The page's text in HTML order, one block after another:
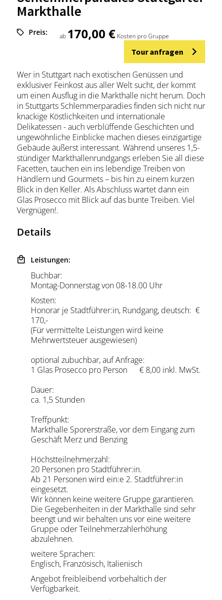
Markthalle
Preis: ab 170,00 € Kosten pro Gruppe
Tour anfragen
Wer in Stuttgart nach exotischen Genüssen und
exklusiver Feinkost aus aller Welt sucht, der kommt
um einen Ausflug in die Markthalle nicht herum. Doch
in Stuttgarts Schlemmerparadies finden sich nicht nur
knackige Köstlichkeiten und internationale
Delikatessen - auch verblüffende Geschichten und
ungewöhnliche Einblicke machen dieses einzigartige
Gebäude äußerst interessant. Während unseres 1,5-
stündiger Markthallenrundgangs erleben Sie all diese
Facetten, tauchen ein ins lebendige Treiben von
Händlern und Gourmets – bis hin zu einem kurzen
Blick in den Keller. Als Abschluss wartet dann ein
Glas Prosecco mit Blick auf das bunte Treiben. Viel
Vergnügen!.
Details
Leistungen:
Buchbar:
Montag-Donnerstag von 08-18.00 Uhr
Kosten:
Honorar je Stadtführer:in, Rundgang, deutsch: €
170,-
(Für vermittelte Leistungen wird keine
Mehrwertsteuer ausgewiesen)
optional zubuchbar, auf Anfrage:
1 Glas Prosecco pro Person € 8,00 inkl. MwSt.
Dauer:
ca. 1,5 Stunden
Treffpunkt:
Markthalle Sporerstraße, vor dem Eingang zum
Geschäft Merz und Benzing
Höchstteilnehmerzahl:
20 Personen pro Stadtführer:in.
Ab 21 Personen wird ein:e 2. Stadtführer:in
eingesetzt.
Wir können keine weitere Gruppe garantieren.
Die Gegebenheiten in der Markthalle sind sehr
beengt und wir behalten uns vor eine weitere
Gruppe oder Teilnehmerzahlerhöhung
abzulehnen.
weitere Sprachen:
Englisch, Französisch, Italienisch
Angebot freibleibend vorbehaltich der
Verfügbarkeit.